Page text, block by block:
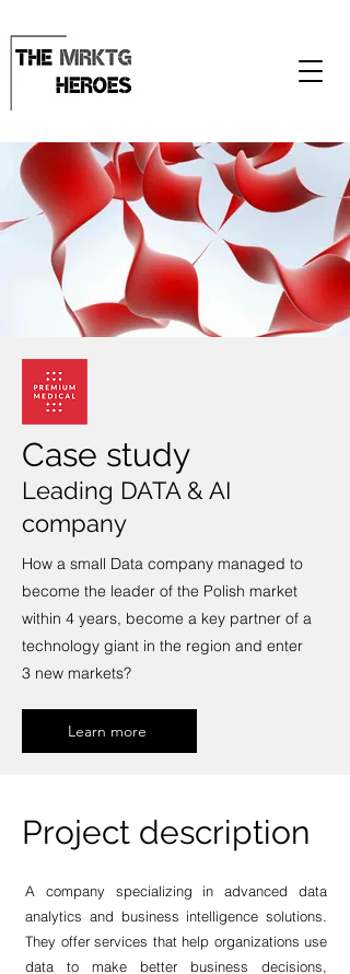
Case study
Leading DATA & AI
company
How a small Data company managed to
become the leader of the Polish market
within 4 years, become a key partner of a
technology giant in the region and enter
3 new markets?
Learn more
Project description
A company specializing in advanced data
analytics and business intelligence solutions.
They offer services that help organizations use
data to make better business decisions,